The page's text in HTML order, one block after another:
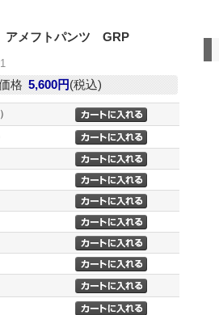
アメフトパンツ GRP
格 5,600円(税込)